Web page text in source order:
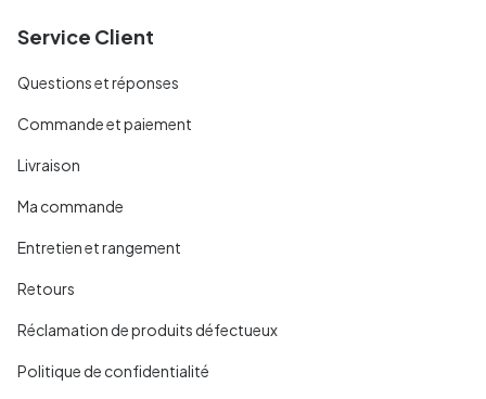
Service Client
Questions et réponses
Commande et paiement
Livraison
Ma commande
Entretien et rangement
Retours
Réclamation de produits défectueux
Politique de confidentialité